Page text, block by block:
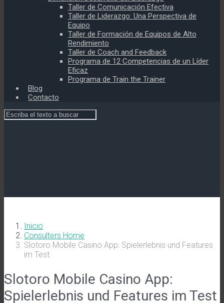
Taller de Comunicación Efectiva
Taller de Liderazgo: Una Perspectiva de
Equipo
Taller de Formación de Equipos de Alto
Rendimiento
Taller de Coach and Feedback
Programa de 12 Competencias de un Líder
Eficaz
Programa de Train the Trainer
Blog
Contacto
Inicio
Consulters Home
Slotoro Mobile Casino App: Spielerlebnis und Features
im Test
Slotoro Mobile Casino App:
Spielerlebnis und Features im Test